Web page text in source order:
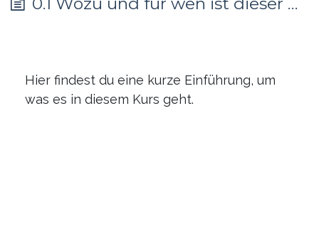
Hier findest du eine kurze Einführung, um
was es in diesem Kurs geht.